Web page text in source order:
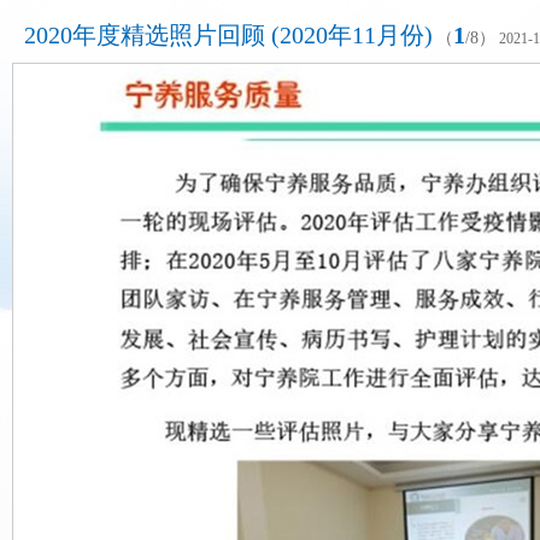
2020年度精选照片回顾 (2020年11月份) （ 1 /8） 2021-